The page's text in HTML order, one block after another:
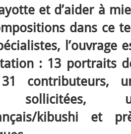
et d’aider à
dans ce
l’ouvrage
: 13 portraits
contributeurs,
kibushi et